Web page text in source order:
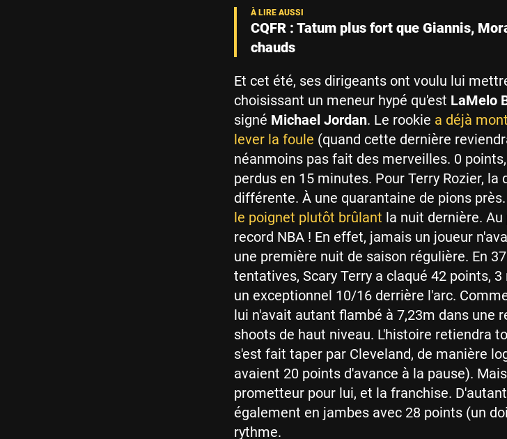
CQFR : Tatum plus fort que Giannis,
chauds
Et cet été, ses dirigeants ont voulu lui
choisissant un meneur hypé qu'est LaMelo
signé Michael Jordan. Le rookie a déjà
lever la foule (quand cette dernière
néanmoins pas fait des merveilles. 0
perdus en 15 minutes. Pour Terry Rozier,
différente. À une quarantaine de pions
le poignet plutôt brûlant la nuit dernière.
record NBA ! En effet, jamais un joueur
une première nuit de saison régulière. En
tentatives, Scary Terry a claqué 42 points,
un exceptionnel 10/16 derrière l'arc.
lui n'avait autant flambé à 7,23m dans une
shoots de haut niveau. L'histoire retiendra
s'est fait taper par Cleveland, de manière
avaient 20 points d'avance à la pause).
prometteur pour lui, et la franchise.
également en jambes avec 28 points (un
rythme.